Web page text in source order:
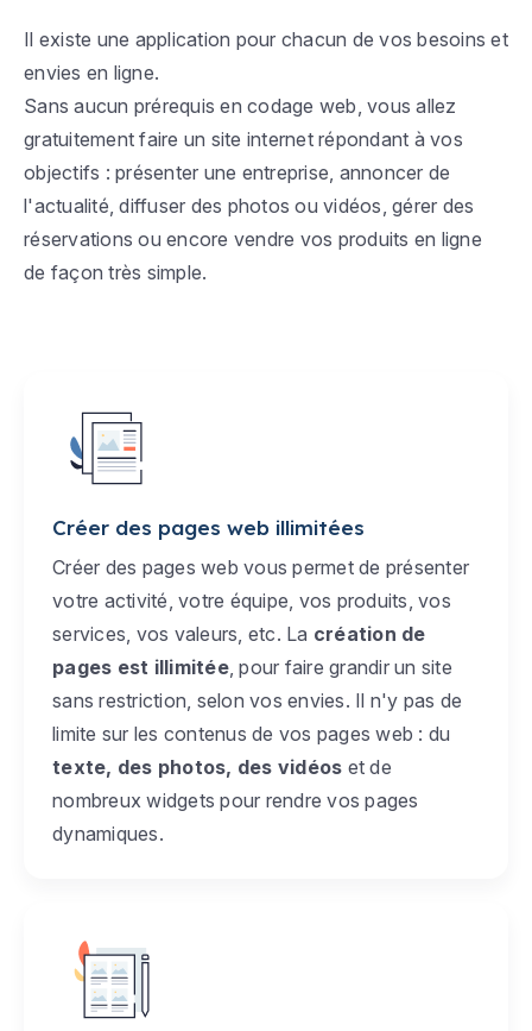
Il existe une application pour chacun de vos besoins et
envies en ligne.
Sans aucun prérequis en codage web, vous allez
gratuitement faire un site internet répondant à vos
objectifs : présenter une entreprise, annoncer de
l'actualité, diffuser des photos ou vidéos, gérer des
réservations ou encore vendre vos produits en ligne
de façon très simple.
Créer des pages web illimitées
Créer des pages web vous permet de présenter
votre activité, votre équipe, vos produits, vos
services, vos valeurs, etc. La création de
pages est illimitée, pour faire grandir un site
sans restriction, selon vos envies. Il n'y pas de
limite sur les contenus de vos pages web : du
texte, des photos, des vidéos et de
nombreux widgets pour rendre vos pages
dynamiques.